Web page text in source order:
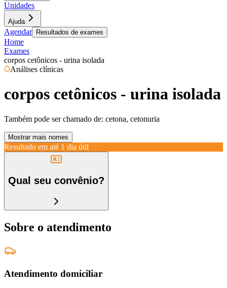
Unidades
Ajuda
Agendar Resultados de exames
Home
Exames
corpos cetônicos - urina isolada
Análises clínicas
corpos cetônicos - urina isolada
Também pode ser chamado de: cetona, cetonuria
Mostrar mais nomes
Resultado em até 1 dia útil
Qual seu convênio?
Sobre o atendimento
Atendimento domiciliar